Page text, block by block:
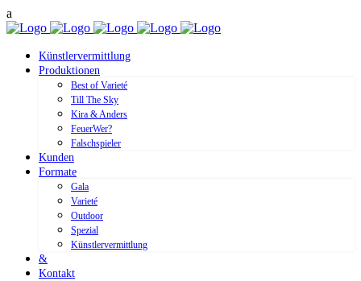
Künstlervermittlung
Produktionen
Best of Varieté
Till The Sky
Kira & Anders
FeuerWer?
Falschspieler
Kunden
Formate
Gala
Varieté
Outdoor
Spezial
Künstlervermittlung
&
Kontakt